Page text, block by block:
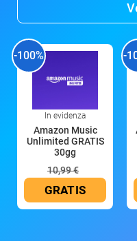
-100%
In evidenza
Amazon Music
Unlimited GRATIS
30gg
10,99 €
GRATIS
-